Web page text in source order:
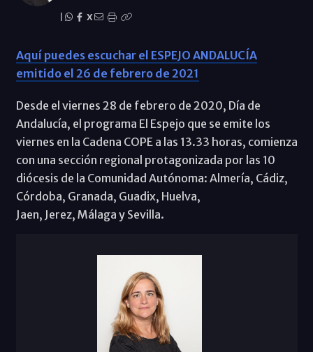
X
Aquí puedes escuchar el ESPEJO ANDALUCÍA
emitido el 26 de febrero de 2021
Desde el viernes 28 de febrero de 2020, Día de
Andalucía, el programa El Espejo que se emite los
viernes en la Cadena COPE a las 13.33 horas, comienza
con una sección regional protagonizada por las 10
diócesis de la Comunidad Autónoma: Almería, Cádiz,
Córdoba, Granada, Guadix, Huelva,
Jaen, Jerez, Málaga y Sevilla.